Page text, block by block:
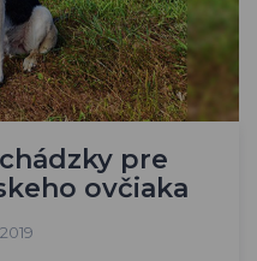
pre
ovčiaka